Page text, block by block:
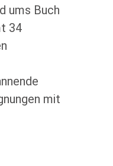
ums Buch
34
mit